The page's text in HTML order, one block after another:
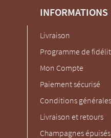
INFORMATIONS
Livraison
Programme de
Mon Compte
Paiement sécurisé
Conditions
Livraison et retours
Champagnes épuisés